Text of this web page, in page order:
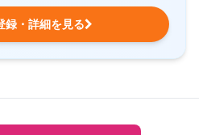
録・詳細を見る